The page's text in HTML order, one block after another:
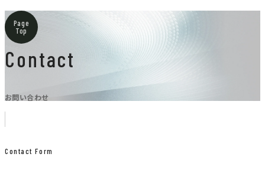
Page
Top
Contact
お問い合わせ
Contact Form